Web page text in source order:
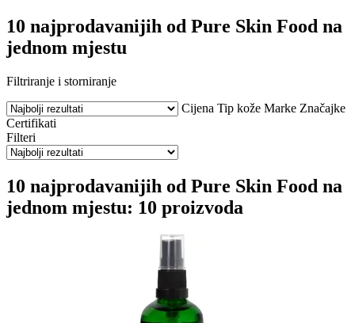
10 najprodavanijih od Pure Skin Food na
jednom mjestu
Filtriranje i storniranje
Cijena Tip kože Marke Značajke
Certifikati
Filteri
10 najprodavanijih od Pure Skin Food na
jednom mjestu: 10 proizvoda